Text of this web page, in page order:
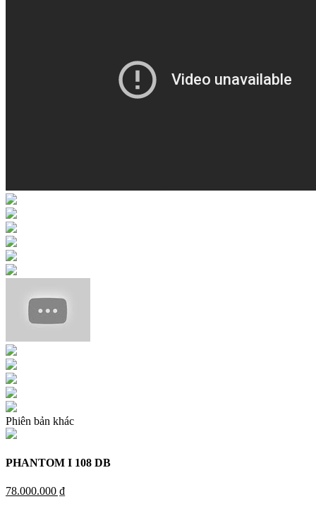
Phiên bản khác
PHANTOM I 108 DB
78.000.000 ₫